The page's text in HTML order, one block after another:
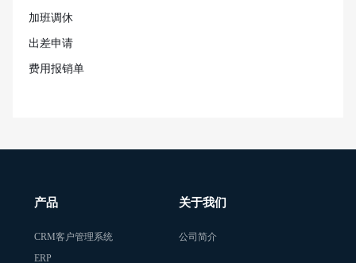
加班调休
出差申请
费用报销单
产品
CRM客户管理系统
ERP
关于我们
公司简介